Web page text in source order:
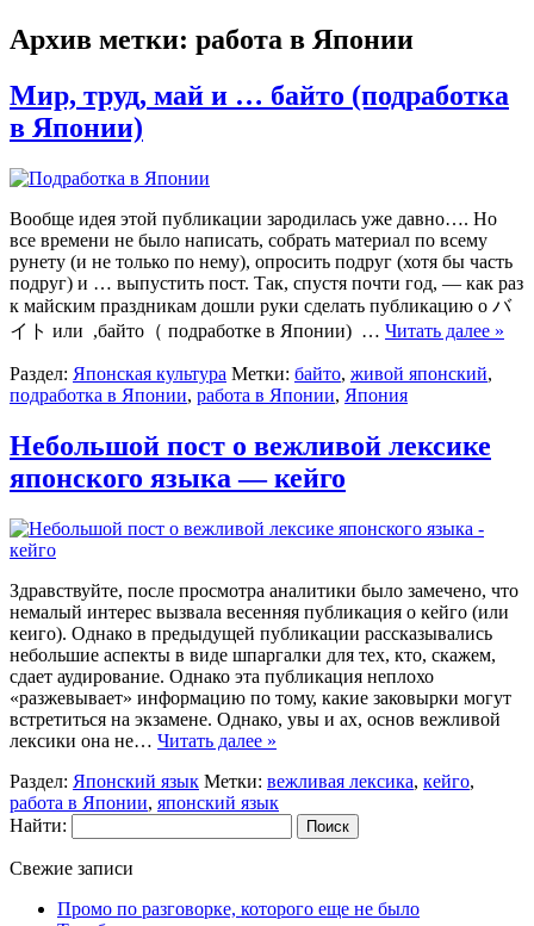
Архив метки: работа в Японии
Мир, труд, май и … байто (подработка
в Японии)
Вообще идея этой публикации зародилась уже давно…. Но
все времени не было написать, собрать материал по всему
рунету (и не только по нему), опросить подруг (хотя бы часть
подруг) и … выпустить пост. Так, спустя почти год, — как раз
к майским праздникам дошли руки сделать публикацию о バ
イト или ,байто（ подработке в Японии) … Читать далее »
Раздел: Японская культура Метки: байто, живой японский,
подработка в Японии, работа в Японии, Япония
Небольшой пост о вежливой лексике
японского языка — кейго
Здравствуйте, после просмотра аналитики было замечено, что
немалый интерес вызвала весенняя публикация о кейго (или
кеиго). Однако в предыдущей публикации рассказывались
небольшие аспекты в виде шпаргалки для тех, кто, скажем,
сдает аудирование. Однако эта публикация неплохо
«разжевывает» информацию по тому, какие заковырки могут
встретиться на экзамене. Однако, увы и ах, основ вежливой
лексики она не… Читать далее »
Раздел: Японский язык Метки: вежливая лексика, кейго,
работа в Японии, японский язык
Найти:
Свежие записи
Промо по разговорке, которого еще не было